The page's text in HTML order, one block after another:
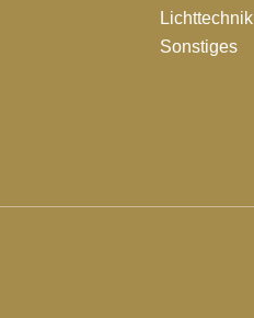
Lichttechnik
Sonstiges